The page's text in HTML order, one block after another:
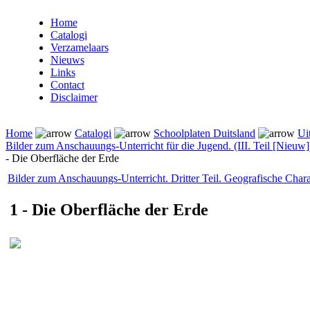
Home
Catalogi
Verzamelaars
Nieuws
Links
Contact
Disclaimer
Home Catalogi Schoolplaten Duitsland
Bilder zum Anschauungs-Unterricht für die Jugend. (III. Teil
- Die Oberfläche der Erde
Bilder zum Anschauungs-Unterricht. Dritter Teil. Geografische
1 - Die Oberfläche der Erde